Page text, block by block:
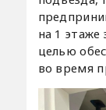
на 1 этаже
целью
во время